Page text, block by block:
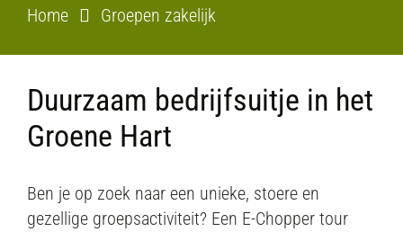
Home Groepen zakelijk
Duurzaam bedrijfsuitje in het
Groene Hart
Ben je op zoek naar een unieke, stoere en
gezellige groepsactiviteit? Een E-Chopper tour